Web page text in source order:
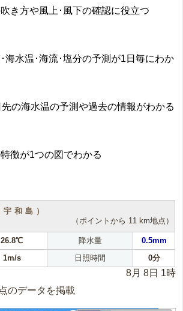
き方や風上･風下の確認に役立つ
海水温･海流･塩分の予測が1日毎にわか
の海水温の予測や過去の情報がわかる
徴が1つの図でわかる
和島）
（ポイントから 11 km地点）
26.8℃ 降水量
0.5mm
1m/s 日照時間 0分
8月 8日 1時
のデータを掲載